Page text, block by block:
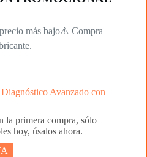
más bajo⚠️ Compra
Avanzado con
la primera compra, sólo
hoy, úsalos ahora.